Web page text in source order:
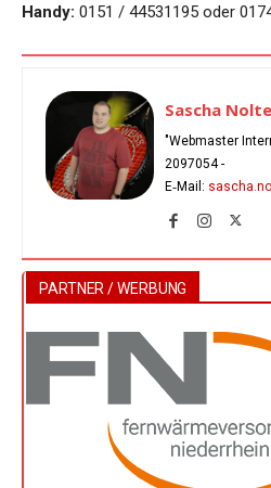
Handy: 0151 / 44531195 oder
Sascha Nolte
"Webmaster
2097054-
E‑Mail:
PARTNER / WERBUNG